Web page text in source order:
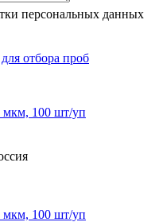
персональных данных
отбора проб
мкм, 100 шт/уп
мкм, 100 шт/уп